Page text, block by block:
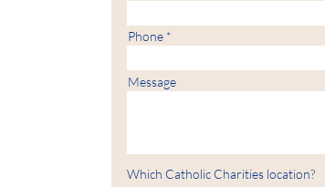
Phone
Message
Which Catholic Charities location?